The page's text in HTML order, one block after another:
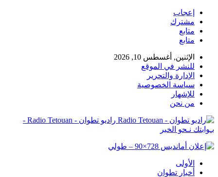
إعجاب
مشترك
متابع
متابع
الإثنين, أغسطس 10, 2026
للنشر في الموقع
الإدارة والتحرير
سياسة الخصوصية
للإشهار
من نحن
راديو تطوان - Radio Tetouan -
بـوابتك نـحو الخبر
الأولى
أخبار تطوان